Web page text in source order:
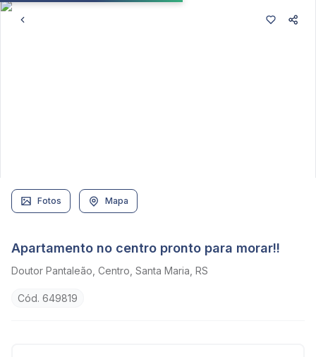
Fotos Mapa
Apartamento no centro pronto para morar!!
Doutor Pantaleão, Centro, Santa Maria, RS
Cód. 649819